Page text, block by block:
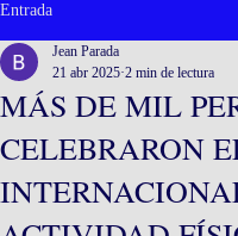
Entrada
MÁS DE MIL
CELEBRARON
Jean Parada
21 abr 2025 2 min de lectura